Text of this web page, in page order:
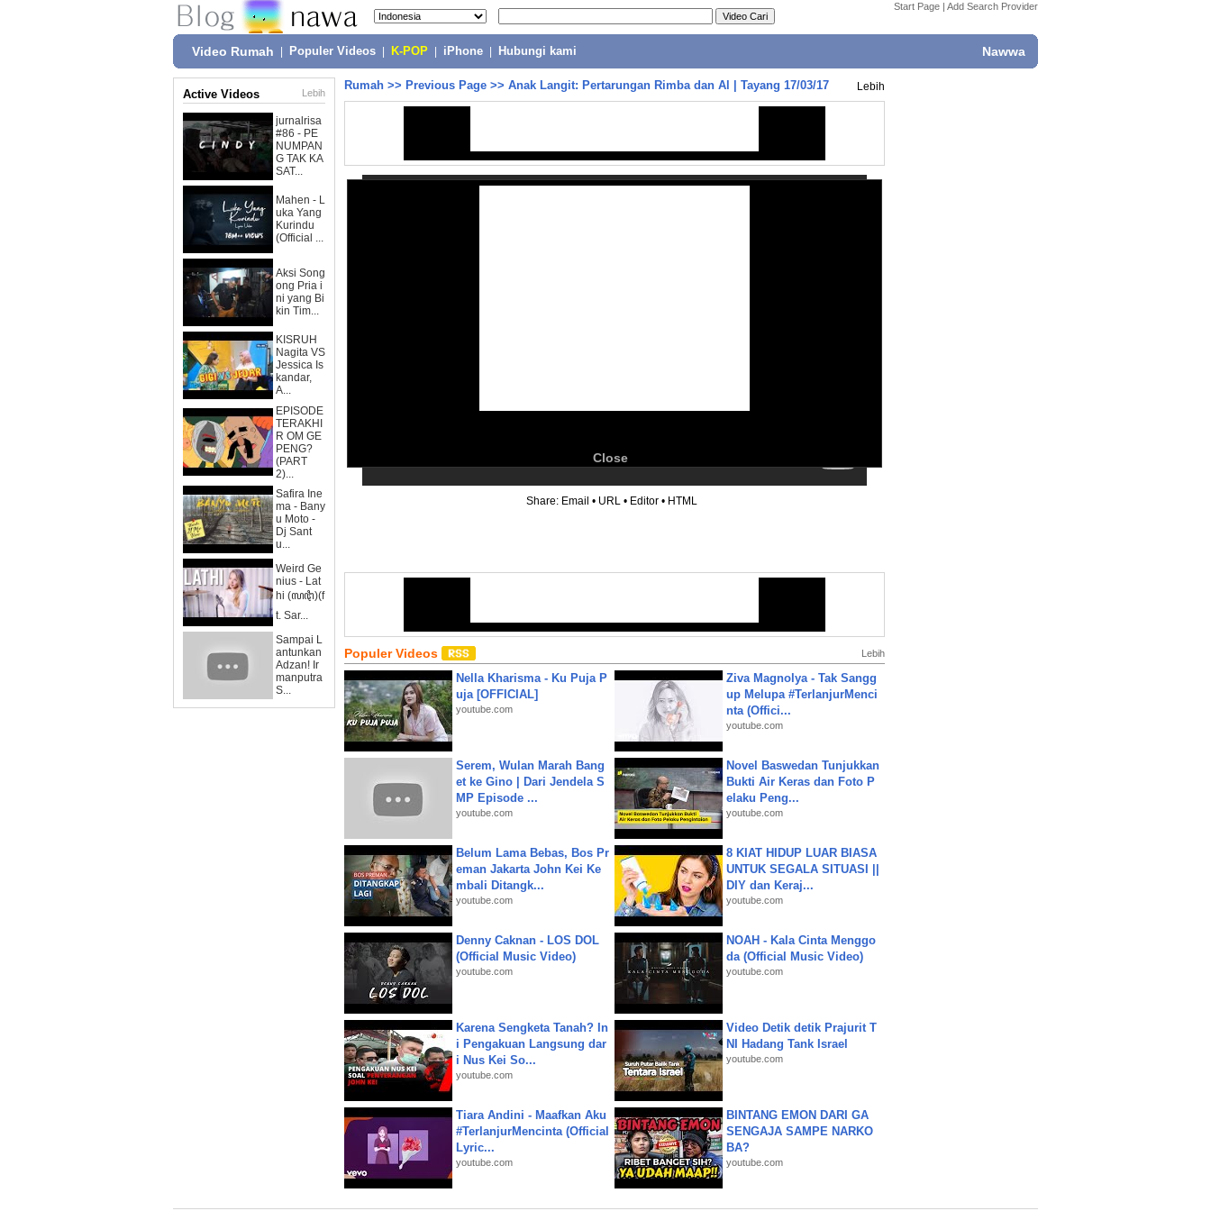
Start Page | Add Search Provider
Video Rumah Populer Videos K-POP iPhone Hubungi kami Nawwa
Active Videos Lebih
jurnalrisa
#86 - PE
NUMPAN
G TAK KA
SAT...
Mahen - L
uka Yang
Kurindu
(Official ...
Aksi Song
ong Pria i
ni yang Bi
kin Tim...
KISRUH
Nagita VS
Jessica Is
kandar,
A...
EPISODE
TERAKHI
R OM GE
PENG?
(PART
2)...
Safira Ine
ma - Bany
u Moto -
Dj Sant
u...
Weird Ge
nius - Lat
hi (ꦭꦛꦶ)(f
t. Sar...
Sampai L
antunkan
Adzan! Ir
manputra
S...
Rumah >> Previous Page >> Anak Langit: Pertarungan Rimba dan Al | Tayang 17/03/17 Lebih
Close
Share: Email • URL • Editor • HTML
Populer Videos Lebih
Nella Kharisma - Ku Puja P
uja [OFFICIAL]
youtube.com
Ziva Magnolya - Tak Sangg
up Melupa #TerlanjurMenci
nta (Offici...
youtube.com
Serem, Wulan Marah Bang
et ke Gino | Dari Jendela S
MP Episode ...
youtube.com
Novel Baswedan Tunjukkan
Bukti Air Keras dan Foto P
elaku Peng...
youtube.com
Belum Lama Bebas, Bos Pr
eman Jakarta John Kei Ke
mbali Ditangk...
youtube.com
8 KIAT HIDUP LUAR BIASA
UNTUK SEGALA SITUASI ||
DIY dan Keraj...
youtube.com
Denny Caknan - LOS DOL
(Official Music Video)
youtube.com
NOAH - Kala Cinta Menggo
da (Official Music Video)
youtube.com
Karena Sengketa Tanah? In
i Pengakuan Langsung dar
i Nus Kei So...
youtube.com
Video Detik detik Prajurit T
NI Hadang Tank Israel
youtube.com
Tiara Andini - Maafkan Aku
#TerlanjurMencinta (Official
Lyric...
youtube.com
BINTANG EMON DARI GA
SENGAJA SAMPE NARKO
BA?
youtube.com